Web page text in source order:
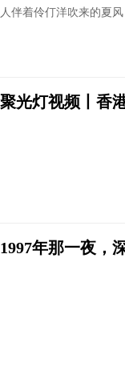
人伴着伶仃洋吹来的夏
聚光灯视频丨香
1997年那一夜，